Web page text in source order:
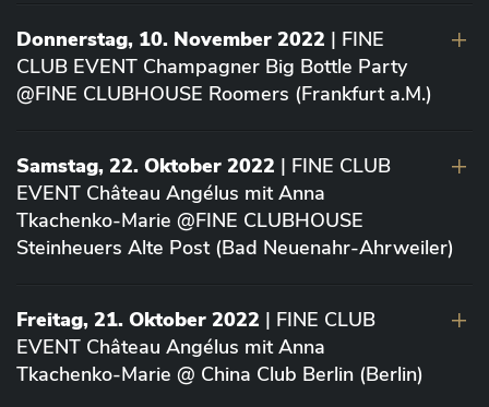
Donnerstag, 10. November 2022 | FINE
CLUB EVENT Champagner Big Bottle Party
@FINE CLUBHOUSE Roomers (Frankfurt a.M.)
Samstag, 22. Oktober 2022 | FINE CLUB
EVENT Château Angélus mit Anna
Tkachenko-Marie @FINE CLUBHOUSE
Steinheuers Alte Post (Bad Neuenahr-Ahrweiler)
Freitag, 21. Oktober 2022 | FINE CLUB
EVENT Château Angélus mit Anna
Tkachenko-Marie @ China Club Berlin (Berlin)